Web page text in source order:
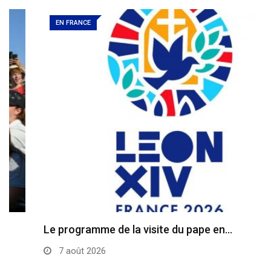
Le programme de la visite du pape en…
7 août 2026